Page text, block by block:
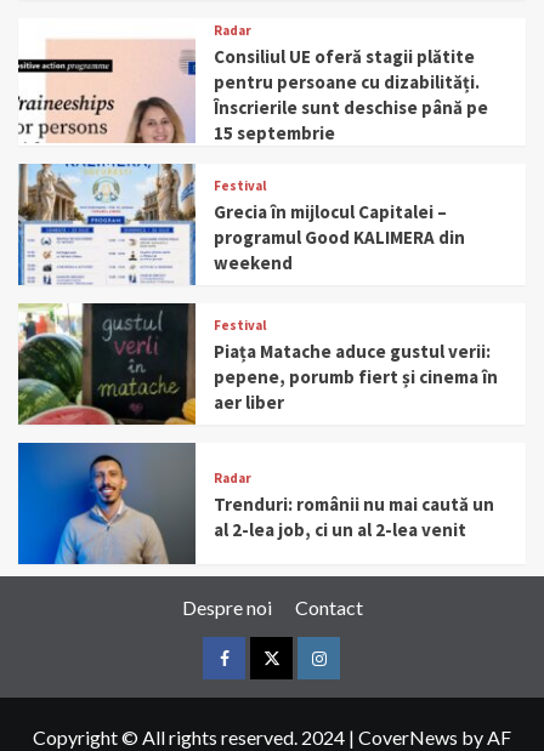
Radar
Consiliul UE oferă stagii plătite
pentru persoane cu dizabilități.
Înscrierile sunt deschise până pe
15 septembrie
Festival
Grecia în mijlocul Capitalei –
programul Good KALIMERA din
weekend
Festival
Piața Matache aduce gustul verii:
pepene, porumb fiert și cinema în
aer liber
Radar
Trenduri: românii nu mai caută un
al 2-lea job, ci un al 2-lea venit
Despre noi Contact
FacebookTwitterInstagram
Copyright © All rights reserved. 2024 | CoverNews by AF